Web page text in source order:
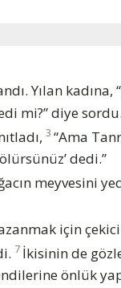
Yılan kadına,
mi?” diye sordu.
3 “Ama
dedi.”
meyvesini
için
7 İkisinin de
önlük